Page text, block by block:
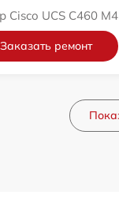
Cisco UCS C460 M4
Заказать ремонт